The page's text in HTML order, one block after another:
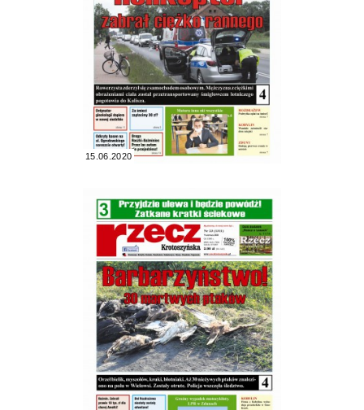
15.06.2020